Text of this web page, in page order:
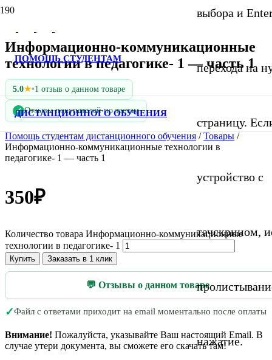
ПОМОЩЬ СТУДЕНТАМ
ДИСТАНЦИОННОГО ОБУЧЕНИЯ
выбора и
перехода на
страницу.
устройство с
тачскрином,
нажатие.
Информационно-коммуникационные
технологии в педагогике- 1 — часть 1
5.0★•1 отзыв о данном товаре
✓ Отзывы покупателей по тестам
Помощь студентам дистанционного обучения /Товары /
Информационно-коммуникационные технологии в
педагогике- 1 — часть 1
350₽
Количество товара Информационно-коммуникационные
технологии в педагогике- 1
Купить Заказать в 1 клик
💬 Отзывы о данном товаре
✓Файл с ответами приходит на email моментально после оплаты
Внимание! Пожалуйста, указывайте Ваш настоящий Email. В
случае утери документа, вы сможете его скачать там!